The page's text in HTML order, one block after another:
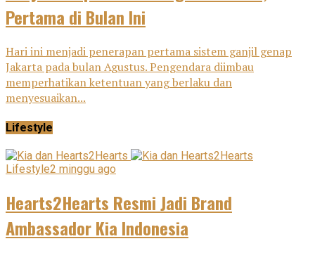
Pertama di Bulan Ini
Hari ini menjadi penerapan pertama sistem ganjil genap
Jakarta pada bulan Agustus. Pengendara diimbau
memperhatikan ketentuan yang berlaku dan
menyesuaikan...
Lifestyle
Lifestyle2 minggu ago
Hearts2Hearts Resmi Jadi Brand
Ambassador Kia Indonesia